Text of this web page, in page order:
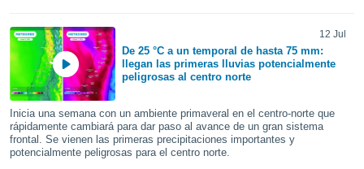
el sitio
se
para
ni para
o
aunque
12 Jul
De 25 °C a un temporal de hasta 75 mm:
llegan las primeras lluvias potencialmente
peligrosas al centro norte
Inicia una semana con un ambiente primaveral en el centro-norte que
rápidamente cambiará para dar paso al avance de un gran sistema
frontal. Se vienen las primeras precipitaciones importantes y
potencialmente peligrosas para el centro norte.